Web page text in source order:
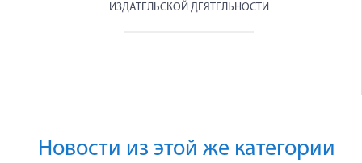
ИЗДАТЕЛЬСКОЙ ДЕЯТЕЛЬНОСТИ
Новости из этой же категории